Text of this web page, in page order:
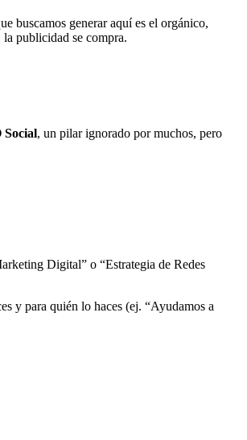
buscamos generar aquí es el orgánico,
publicidad se compra.
Social, un pilar ignorado por muchos, pero
Digital” o “Estrategia de Redes
y para quién lo haces (ej. “Ayudamos a